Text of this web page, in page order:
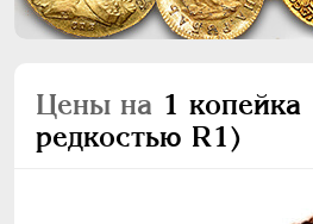
Цены на 1
редкостью R1)